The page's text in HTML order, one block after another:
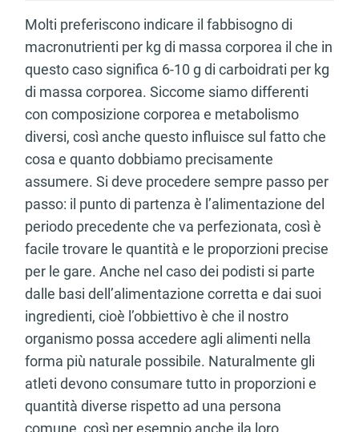
Molti preferiscono indicare il fabbisogno di
macronutrienti per kg di massa corporea il che in
questo caso significa 6-10 g di carboidrati per kg
di massa corporea. Siccome siamo differenti
con composizione corporea e metabolismo
diversi, così anche questo influisce sul fatto che
cosa e quanto dobbiamo precisamente
assumere. Si deve procedere sempre passo per
passo: il punto di partenza è l’alimentazione del
periodo precedente che va perfezionata, così è
facile trovare le quantità e le proporzioni precise
per le gare. Anche nel caso dei podisti si parte
dalle basi dell’alimentazione corretta e dai suoi
ingredienti, cioè l’obbiettivo è che il nostro
organismo possa accedere agli alimenti nella
forma più naturale possibile. Naturalmente gli
atleti devono consumare tutto in proporzioni e
quantità diverse rispetto ad una persona
comune, così per esempio anche ila loro